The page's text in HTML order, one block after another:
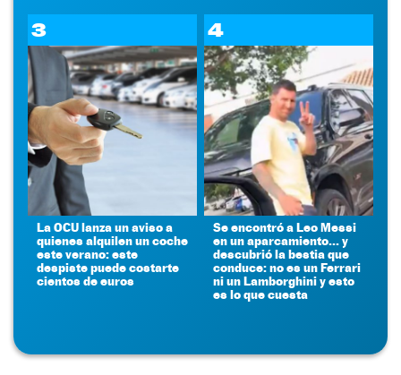
3
La OCU lanza un aviso a
quienes alquilen un coche
este verano: este
despiste puede costarte
cientos de euros
4
Se encontró a Leo Messi
en un aparcamiento... y
descubrió la bestia que
conduce: no es un Ferrari
ni un Lamborghini y esto
es lo que cuesta